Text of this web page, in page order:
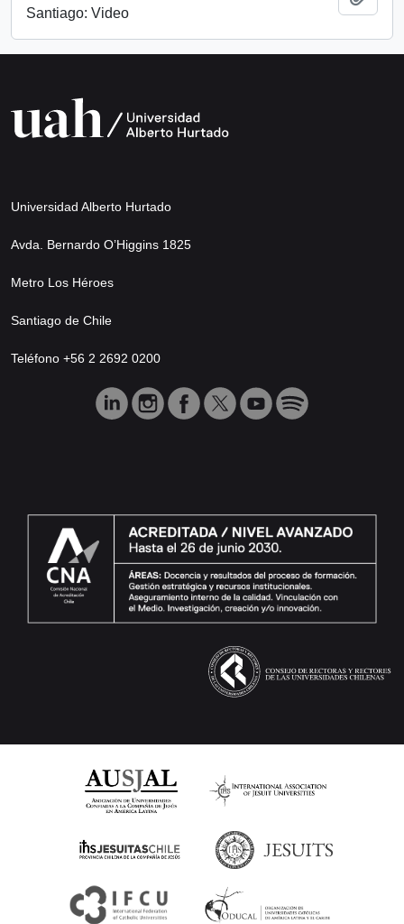
Santiago: Video
Universidad Alberto Hurtado
Avda. Bernardo O’Higgins 1825
Metro Los Héroes
Santiago de Chile
Teléfono +56 2 2692 0200